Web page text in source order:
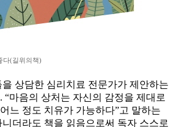
다(길위의책)
상담한 심리치료 전문가가 제안하는
“마음의 상처는 자신의 감정을 제대로
느 정도 치유가 가능하다”고 말하는
더라도 책을 읽음으로써 독자 스스로